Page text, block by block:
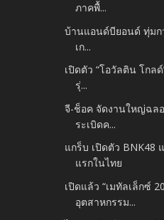
ภาคพื้...
บ้านแอนด์บียอนด์ ทุ่มก
เก...
เปิดตัว “โอวัลติน โกล
รุ่...
จี-ช็อค จัดงานใหญ่ฉล
ระเบิดค...
แกร็บ เปิดตัว BNK48
แรกในไทย
เปิดแล้ว “เมทัลเล็กซ์
อุตสาหกรรม...